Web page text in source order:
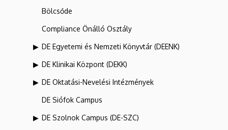
Bölcsőde
Compliance Önálló Osztály
DE Egyetemi és Nemzeti Könyvtár (DEENK)
DE Klinikai Központ (DEKK)
DE Oktatási-Nevelési Intézmények
DE Siófok Campus
DE Szolnok Campus (DE-SZC)